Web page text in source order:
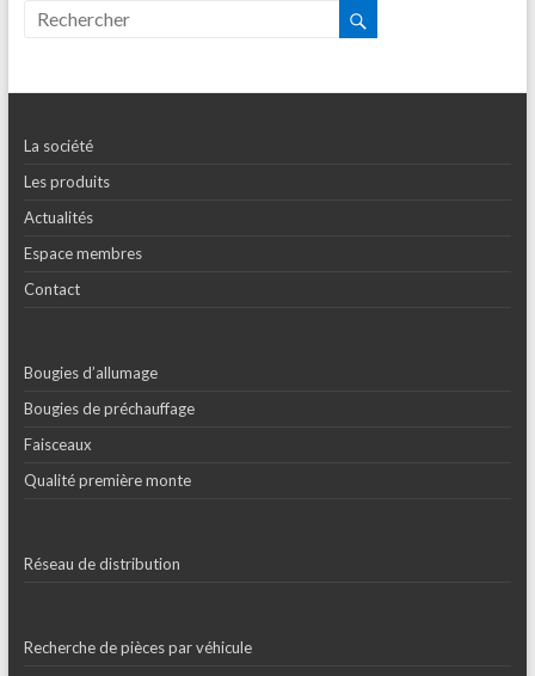
La société
Les produits
Actualités
Espace membres
Contact
Bougies d’allumage
Bougies de préchauffage
Faisceaux
Qualité première monte
Réseau de distribution
Recherche de pièces par véhicule